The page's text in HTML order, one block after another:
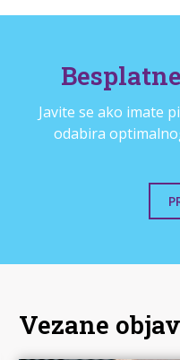
Javite se ako imate
odabira
Vezane